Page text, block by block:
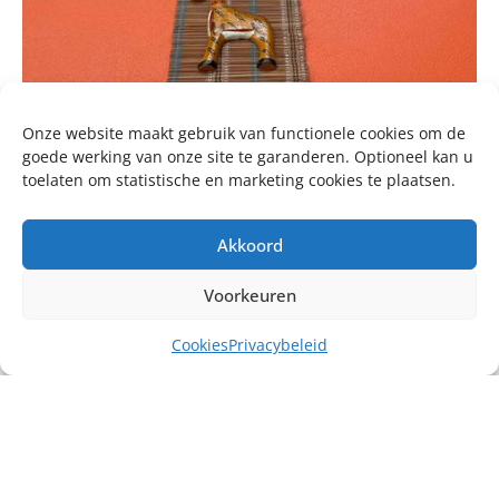
Onze website maakt gebruik van functionele cookies om de
goede werking van onze site te garanderen. Optioneel kan u
toelaten om statistische en marketing cookies te plaatsen.
Akkoord
Voorkeuren
CookiesPrivacybeleid